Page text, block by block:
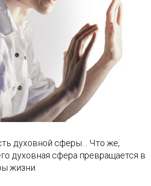
духовной сферы… Что же,
духовная сфера превращается в
жизни.